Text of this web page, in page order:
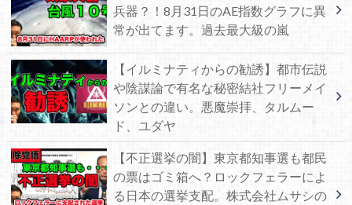
兵器？！8月31日のAE指数グラフに異
常が出てます。過去最大級の嵐
【イルミナティからの勧誘】都市伝説
や陰謀論で有名な秘密結社フリーメイ
ソンとの違い。悪魔崇拝、タルムー
ド、ユダヤ
【不正選挙の闇】東京都知事選も都民
の票はゴミ箱へ？ロックフェラーによ
る日本の選挙支配。株式会社ムサシの